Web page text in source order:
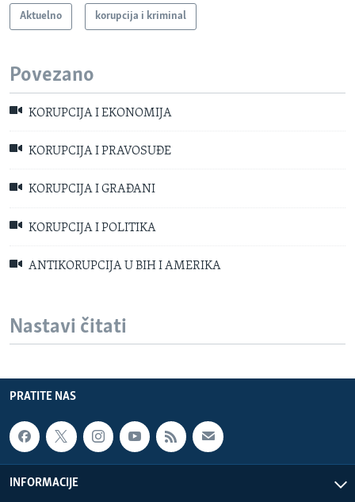
Aktuelno korupcija i kriminal
Povezano
KORUPCIJA I EKONOMIJA
KORUPCIJA I PRAVOSUĐE
KORUPCIJA I GRAĐANI
KORUPCIJA I POLITIKA
ANTIKORUPCIJA U BIH I AMERIKA
Nastavi čitati
PRATITE NAS
INFORMACIJE